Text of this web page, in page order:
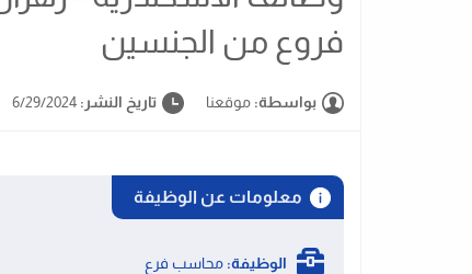
فروع من الجنسين
بواسطة: موقعنا تاريخ النشر: 6/29/2024
معلومات عن الوظيفة
الوظيفة: محاسب فرع